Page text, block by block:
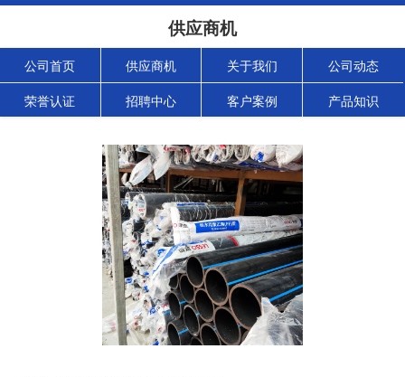
供应商机
公司首页 供应商机 关于我们 公司动态
荣誉认证 招聘中心 客户案例 产品知识